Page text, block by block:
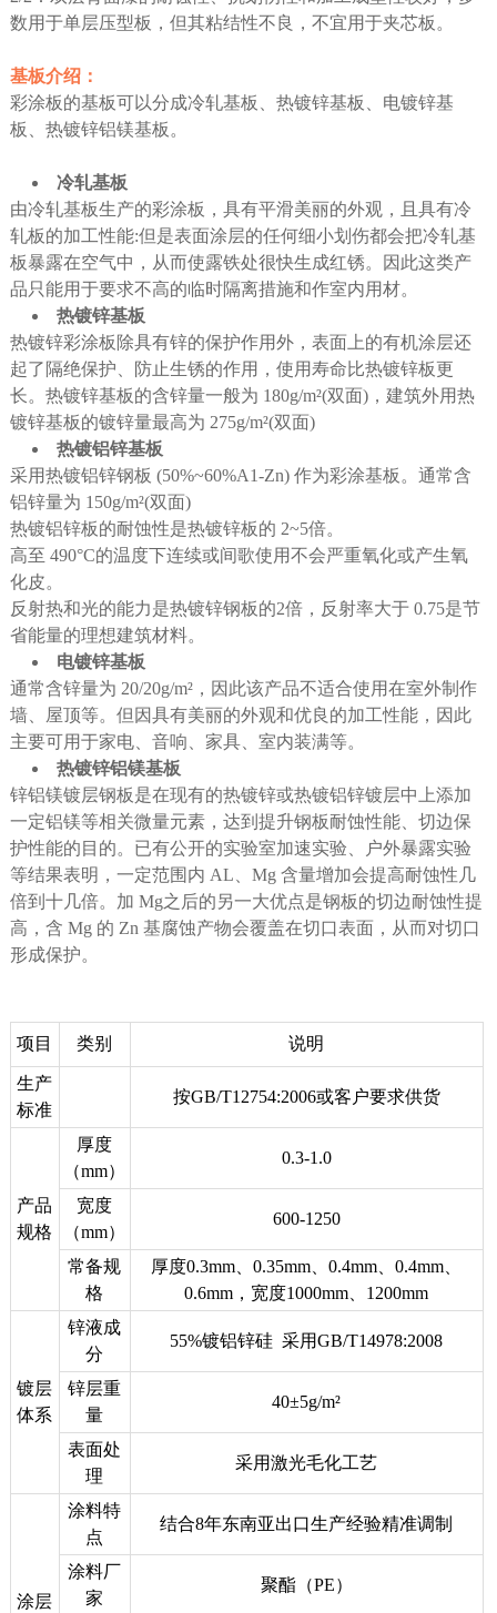
数用于单层压型板，但其粘结性不良，不宜用于夹芯板。
基板介绍：
彩涂板的基板可以分成冷轧基板、热镀锌基板、电镀锌基
板、热镀锌铝镁基板。
冷轧基板
由冷轧基板生产的彩涂板，具有平滑美丽的外观，且具有冷
轧板的加工性能:但是表面涂层的任何细小划伤都会把冷轧基
板暴露在空气中，从而使露铁处很快生成红锈。因此这类产
品只能用于要求不高的临时隔离措施和作室内用材。
热镀锌基板
热镀锌彩涂板除具有锌的保护作用外，表面上的有机涂层还
起了隔绝保护、防止生锈的作用，使用寿命比热镀锌板更
长。热镀锌基板的含锌量一般为 180g/m²(双面)，建筑外用热
镀锌基板的镀锌量最高为 275g/m²(双面)
热镀铝锌基板
采用热镀铝锌钢板 (50%~60%A1-Zn) 作为彩涂基板。通常含
铝锌量为 150g/m²(双面)
热镀铝锌板的耐蚀性是热镀锌板的 2~5倍。
高至 490°C的温度下连续或间歌使用不会严重氧化或产生氧
化皮。
反射热和光的能力是热镀锌钢板的2倍，反射率大于 0.75是节
省能量的理想建筑材料。
电镀锌基板
通常含锌量为 20/20g/m²，因此该产品不适合使用在室外制作
墙、屋顶等。但因具有美丽的外观和优良的加工性能，因此
主要可用于家电、音响、家具、室内装满等。
热镀锌铝镁基板
锌铝镁镀层钢板是在现有的热镀锌或热镀铝锌镀层中上添加
一定铝镁等相关微量元素，达到提升钢板耐蚀性能、切边保
护性能的目的。已有公开的实验室加速实验、户外暴露实验
等结果表明，一定范围内 AL、Mg 含量增加会提高耐蚀性几
倍到十几倍。加 Mg之后的另一大优点是钢板的切边耐蚀性提
高，含 Mg 的 Zn 基腐蚀产物会覆盖在切口表面，从而对切口
形成保护。
项目 类别 说明
生产
标准
按GB/T12754:2006或客户要求供货
产品
规格
厚度
（mm）
0.3-1.0
宽度
（mm）
600-1250
常备规
格
厚度0.3mm、0.35mm、0.4mm、0.4mm、
0.6mm，宽度1000mm、1200mm
镀层
体系
锌液成
分
55%镀铝锌硅 采用GB/T14978:2008
锌层重
量
40±5g/m²
表面处
理
采用激光毛化工艺
涂层
涂料特
点
结合8年东南亚出口生产经验精准调制
涂料厂
家
聚酯（PE）